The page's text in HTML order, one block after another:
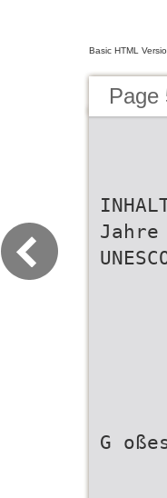
Basic HTML
Page
Jahre
G